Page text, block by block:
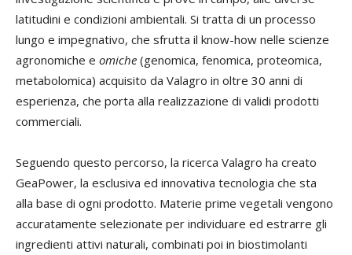
latitudini e condizioni ambientali. Si tratta di un processo
lungo e impegnativo, che sfrutta il know-how nelle scienze
agronomiche e omiche (genomica, fenomica, proteomica,
metabolomica) acquisito da Valagro in oltre 30 anni di
esperienza, che porta alla realizzazione di validi prodotti
commerciali.
Seguendo questo percorso, la ricerca Valagro ha creato
GeaPower, la esclusiva ed innovativa tecnologia che sta
alla base di ogni prodotto. Materie prime vegetali vengono
accuratamente selezionate per individuare ed estrarre gli
ingredienti attivi naturali, combinati poi in biostimolanti